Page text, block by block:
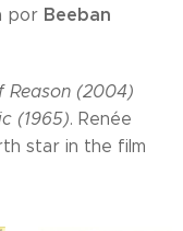
por Beeban
Reason (2004)
(1965). Renée
star in the film